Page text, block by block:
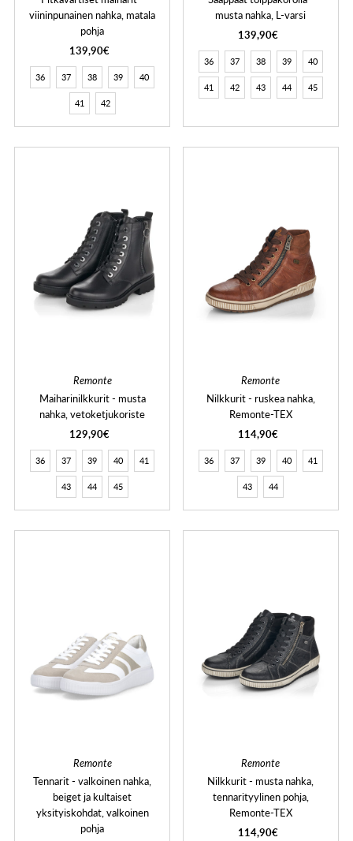
viininpunainen nahka, matala
pohja
139,90€
36 37 38 39 40
41 42
musta nahka, L-varsi
139,90€
36 37 38 39 40
41 42 43 44 45
Remonte
Maiharinilkkurit - musta
nahka, vetoketjukoriste
129,90€
36 37 39 40 41
43 44 45
Remonte
Nilkkurit - ruskea nahka,
Remonte-TEX
114,90€
36 37 39 40 41
43 44
Remonte
Tennarit - valkoinen nahka,
beiget ja kultaiset
yksityiskohdat, valkoinen
pohja
Remonte
Nilkkurit - musta nahka,
tennarityylinen pohja,
Remonte-TEX
114,90€